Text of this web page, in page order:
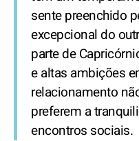
sente preenchido
excepcional do
parte de
e altas ambições
relacionamento
preferem a
encontros sociais.